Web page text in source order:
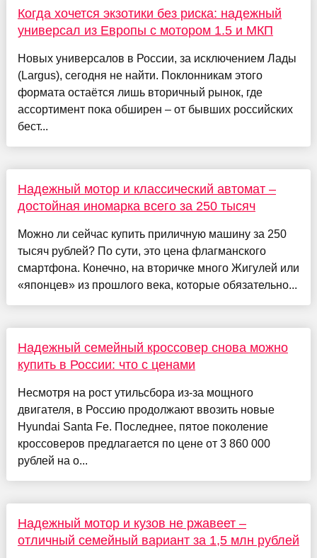
Когда хочется экзотики без риска: надежный
универсал из Европы с мотором 1.5 и МКП
Новых универсалов в России, за исключением Лады
(Largus), сегодня не найти. Поклонникам этого
формата остаётся лишь вторичный рынок, где
ассортимент пока обширен – от бывших российских
бест...
Надежный мотор и классический автомат –
достойная иномарка всего за 250 тысяч
Можно ли сейчас купить приличную машину за 250
тысяч рублей? По сути, это цена флагманского
смартфона. Конечно, на вторичке много Жигулей или
«японцев» из прошлого века, которые обязательно...
Надежный семейный кроссовер снова можно
купить в России: что с ценами
Несмотря на рост утильсбора из-за мощного
двигателя, в Россию продолжают ввозить новые
Hyundai Santa Fe. Последнее, пятое поколение
кроссоверов предлагается по цене от 3 860 000
рублей на о...
Надежный мотор и кузов не ржавеет –
отличный семейный вариант за 1,5 млн рублей